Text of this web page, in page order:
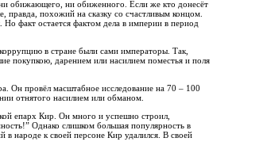
ни обижающего, ни обиженного. Если же кто донесёт
правда, похожий на сказку со счастливым концом.
Но факт остается фактом дела в империи в период
в стране были сами императоры. Так,
покупкою, дарением или насилием поместья и поля
Он провёл масштабное исследование на 70 – 100
отнятого насилием или обманом.
епарх Кир. Он много и успешно строил,
Однако слишком большая популярность в
в народе к своей персоне Кир удалился. В своей